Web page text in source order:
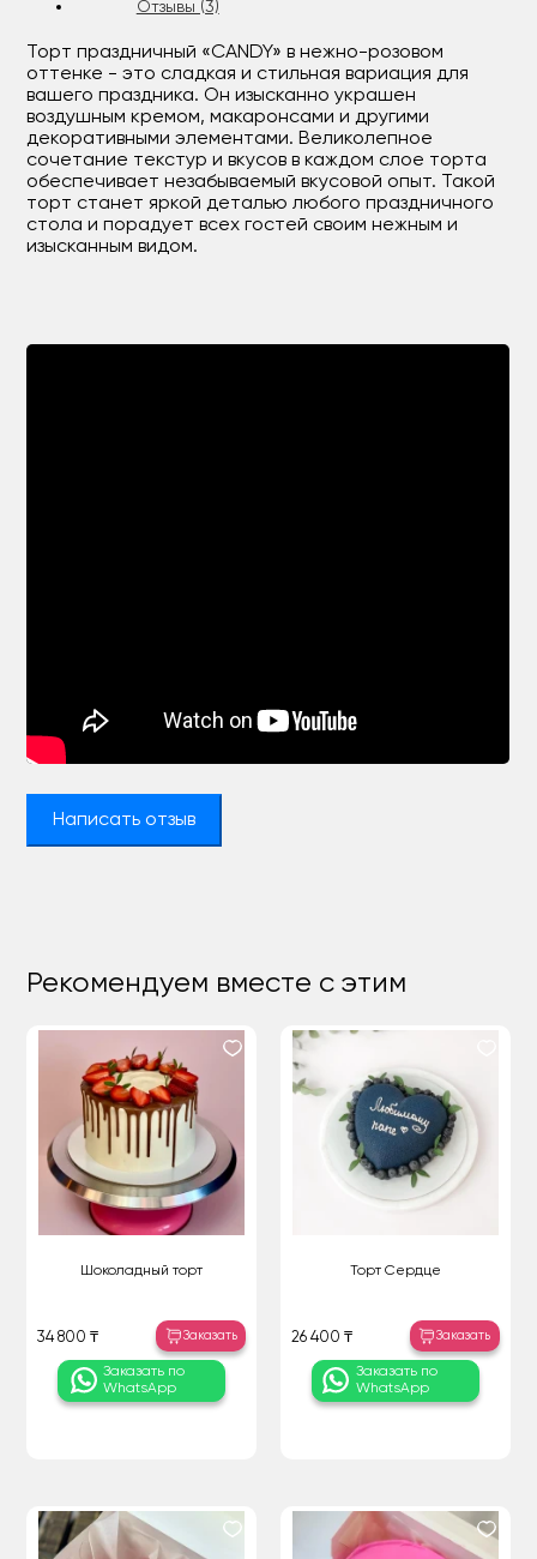
Отзывы (3)
Торт праздничный «CANDY» в нежно-розовом
оттенке - это сладкая и стильная вариация для
вашего праздника. Он изысканно украшен
воздушным кремом, макаронсами и другими
декоративными элементами. Великолепное
сочетание текстур и вкусов в каждом слое торта
обеспечивает незабываемый вкусовой опыт. Такой
торт станет яркой деталью любого праздничного
стола и порадует всех гостей своим нежным и
изысканным видом.
Написать отзыв
Рекомендуем вместе с этим
Шоколадный торт
34 800 ₸ Заказать
Заказать по
WhatsApp
Торт Сердце
26 400 ₸ Заказать
Заказать по
WhatsApp